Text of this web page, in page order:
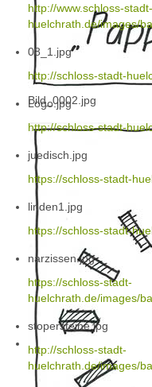
Bild_0002.jpg
http://www.schloss-stadt-
huelchrath.de/images/
08_1.jpg
http://schloss-stadt-
Logo.jpg
http://schloss-stadt-
juedisch.jpg
https://schloss-stadt-
linden1.jpg
https://schloss-stadt-
narzissen.jpg
https://schloss-stadt-
huelchrath.de/images/
stopersteine.jpg
http://schloss-stadt-
huelchrath.de/images/